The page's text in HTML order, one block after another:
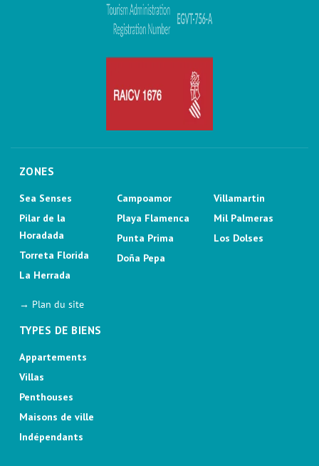
ZONES
Sea Senses
Pilar de la
Horadada
Torreta Florida
La Herrada
Campoamor
Playa Flamenca
Punta Prima
Doña Pepa
Villamartin
Mil Palmeras
Los Dolses
→ Plan du site
TYPES DE BIENS
Appartements
Villas
Penthouses
Maisons de ville
Indépendants